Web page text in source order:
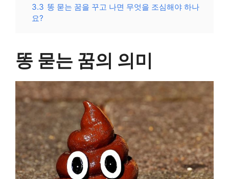
3.3 똥 묻는 꿈을 꾸고 나면 무엇을 조심해야 하나
요?
똥 묻는 꿈의 의미